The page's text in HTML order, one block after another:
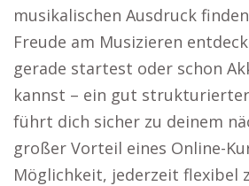
musikalischen Ausdruck
Freude am Musizieren
gerade startest oder schon
kannst – ein gut
führt dich sicher zu deinem
großer Vorteil eines Online-
Möglichkeit, jederzeit flexibel